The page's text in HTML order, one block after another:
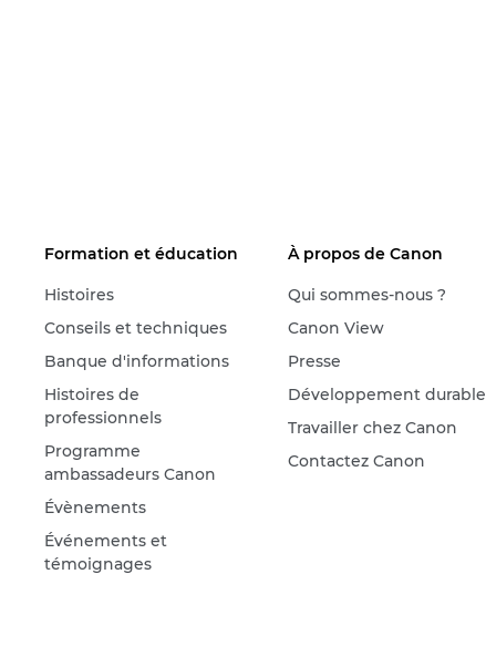
Formation et éducation
Histoires
Conseils et techniques
Banque d'informations
Histoires de
professionnels
Programme
ambassadeurs Canon
Évènements
Événements et
témoignages
À propos de Canon
Qui sommes-nous ?
Canon View
Presse
Développement durable
Travailler chez Canon
Contactez Canon